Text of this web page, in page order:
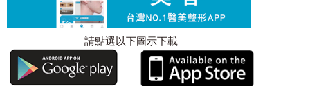
請點選以下圖示下載